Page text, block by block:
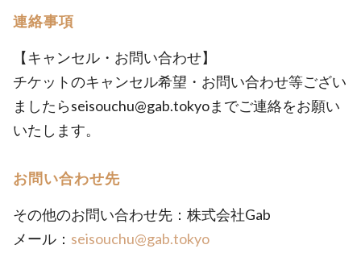
連絡事項
【キャンセル・お問い合わせ】
チケットのキャンセル希望・お問い合わせ等ござい
ましたらseisouchu@gab.tokyoまでご連絡をお願い
いたします。
お問い合わせ先
その他のお問い合わせ先：株式会社Gab
メール： seisouchu@gab.tokyo